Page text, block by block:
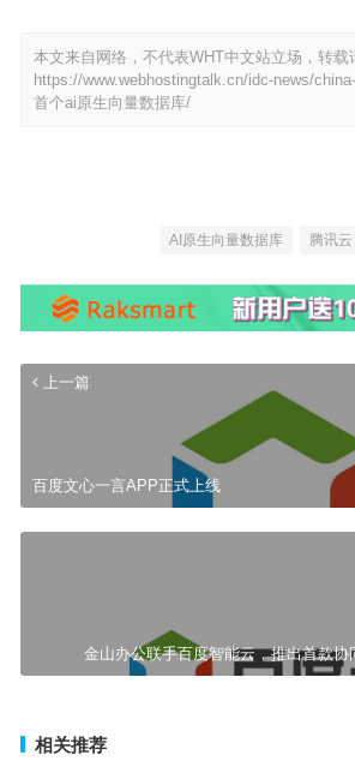
本文来自网络，不代表WHT中文站立场，转载
https://www.webhostingtalk.cn/idc-news/
首个ai原生向量数据库/
AI原生向量数据库 腾讯云
上一篇
百度文心一言APP正式上线
金山办公联手百度智能云，推出首款协
相关推荐